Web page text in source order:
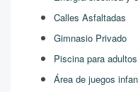
Calles Asfaltadas
Gimnasio Privado
Piscina para
Área de juegos